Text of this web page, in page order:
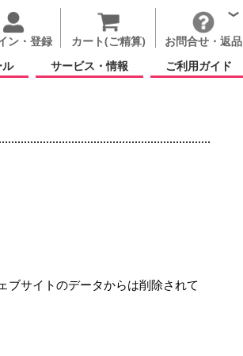
ン・登録 カート(ご精算)
お問合せ・返品
サービス・情報 ご利用ガイド
ブサイトのデータからは削除されて